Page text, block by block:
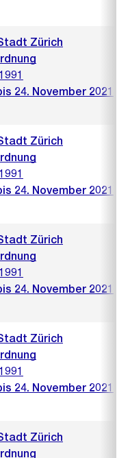
Zürich
24. November 2021
Zürich
24. November 2021
Zürich
24. November 2021
Zürich
24. November 2021
Zürich